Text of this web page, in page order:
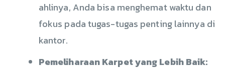
ahlinya, Anda bisa menghemat waktu dan
fokus pada tugas-tugas penting lainnya di
kantor.
Pemeliharaan Karpet yang Lebih Baik: